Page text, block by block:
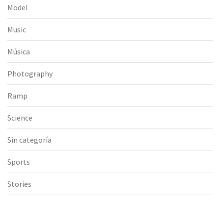
Model
Music
Música
Photography
Ramp
Science
Sin categoría
Sports
Stories